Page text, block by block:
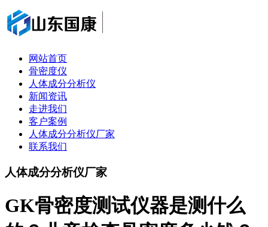
网站首页
骨密度仪
人体成分分析仪
新闻资讯
走进我们
客户案例
人体成分分析仪厂家
联系我们
人体成分分析仪厂家
GK骨密度测试仪器是测什么